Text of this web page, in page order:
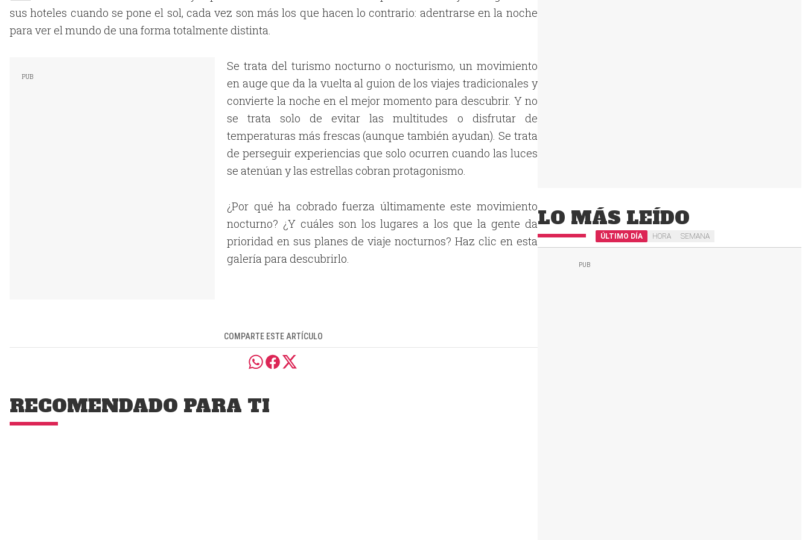
sus hoteles cuando se pone el sol, cada vez son más los que hacen lo contrario: adentrarse en la noche
para ver el mundo de una forma totalmente distinta.
Se trata del turismo nocturno o nocturismo, un movimiento
en auge que da la vuelta al guion de los viajes tradicionales y
convierte la noche en el mejor momento para descubrir. Y no
se trata solo de evitar las multitudes o disfrutar de
temperaturas más frescas (aunque también ayudan). Se trata
de perseguir experiencias que solo ocurren cuando las luces
se atenúan y las estrellas cobran protagonismo.
¿Por qué ha cobrado fuerza últimamente este movimiento
nocturno? ¿Y cuáles son los lugares a los que la gente da
prioridad en sus planes de viaje nocturnos? Haz clic en esta
galería para descubrirlo.
COMPARTE ESTE ARTÍCULO
RECOMENDADO PARA TI
LO MÁS LEÍDO
ÚLTIMO DÍA HORA SEMANA